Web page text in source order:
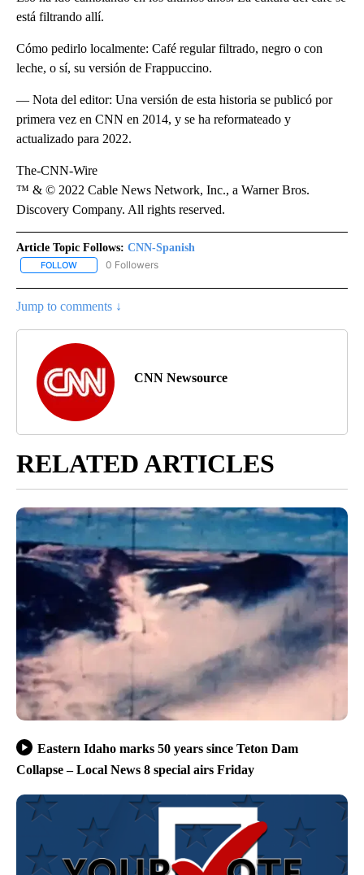
está filtrando allí.
Cómo pedirlo localmente: Café regular filtrado, negro o con
leche, o sí, su versión de Frappuccino.
— Nota del editor: Una versión de esta historia se publicó por
primera vez en CNN en 2014, y se ha reformateado y
actualizado para 2022.
The-CNN-Wire
™ & © 2022 Cable News Network, Inc., a Warner Bros.
Discovery Company. All rights reserved.
Article Topic Follows: CNN-Spanish
FOLLOW FOLLOW "CNN-SPANISH" TO RECEIVE NOTIFICATIONS ABOUT
0 Followers
Jump to comments ↓
CNN Newsource
RELATED ARTICLES
Eastern Idaho marks 50 years since Teton Dam
Collapse – Local News 8 special airs Friday